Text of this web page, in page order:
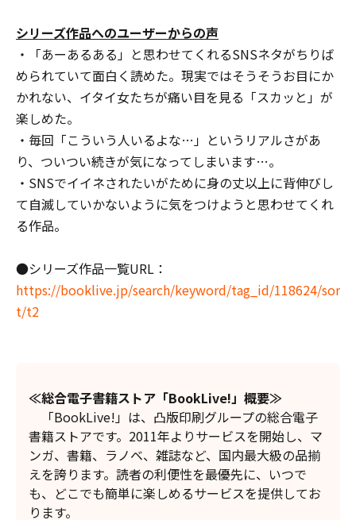
シリーズ作品へのユーザーからの声
・「あーあるある」と思わせてくれるSNSネタがちりば
められていて面白く読めた。現実ではそうそうお目にか
かれない、イタイ女たちが痛い目を見る「スカッと」が
楽しめた。
・毎回「こういう人いるよな…」というリアルさがあ
り、ついつい続きが気になってしまいます…。
・SNSでイイネされたいがために身の丈以上に背伸びし
て自滅していかないように気をつけようと思わせてくれ
る作品。
●シリーズ作品一覧URL：
https://booklive.jp/search/keyword/tag_id/118624/sor
t/t2
≪総合電子書籍ストア「BookLive!」概要≫
「BookLive!」は、凸版印刷グループの総合電子
書籍ストアです。2011年よりサービスを開始し、マ
ンガ、書籍、ラノベ、雑誌など、国内最大級の品揃
えを誇ります。読者の利便性を最優先に、いつで
も、どこでも簡単に楽しめるサービスを提供してお
ります。